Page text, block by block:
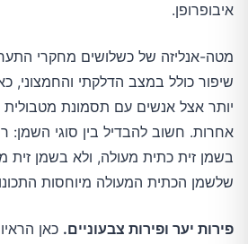
איבופרופן.
מטה-אנליזה של כשלושים מחקרי
שיפור כולל במצב הדלקתי
יותר אצל אנשים עם תסמונת מטבולית
אחרות. חשוב להבדיל בין סוגי השמן:
בשמן זית כתית מעולה, ולא בשמן זית
שלשמן הכתית המעולה מיוחסות
פירות יער ופירות צבעוניים. כאן